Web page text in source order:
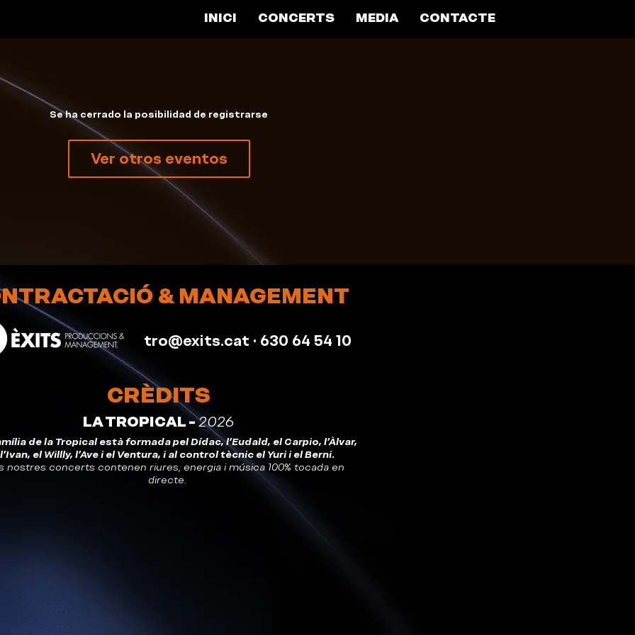
INICI CONCERTS MEDIA CONTACTE
Se ha cerrado la posibilidad de registrarse
Ver otros eventos
& MANAGEMENT
tro@exits.cat · 630 64 54 10
CRÈDITS
LA TROPICAL -2026
de la Tropical està formada pel Dídac, l'Eudald, el Carpio, l'Àlvar,
l'Ivan, el Willly, l'Ave i el Ventura, i al control tècnic el Yuri i el Berni.
nostres concerts contenen riures, energia i música 100% tocada en
directe.